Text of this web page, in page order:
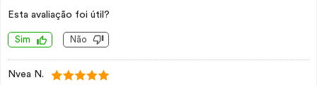
Esta avaliação foi útil?
Sim Não
Nvea N.